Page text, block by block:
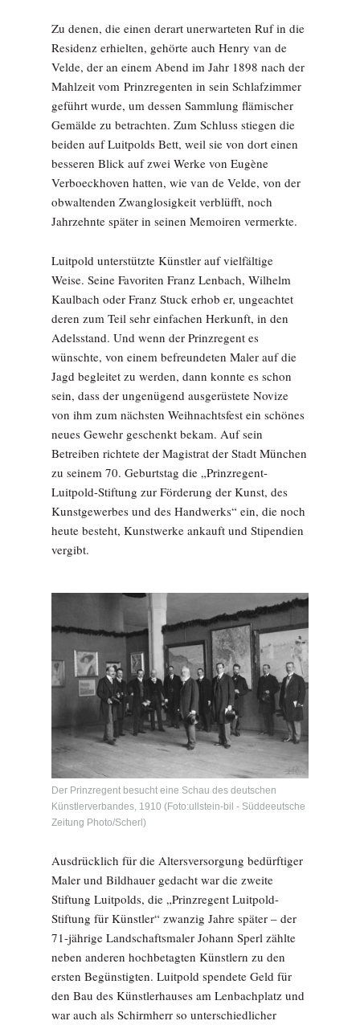
Zu denen, die einen derart unerwarteten Ruf in die
Residenz erhielten, gehörte auch Henry van de
Velde, der an einem Abend im Jahr 1898 nach der
Mahlzeit vom Prinzregenten in sein Schlafzimmer
geführt wurde, um dessen Sammlung flämischer
Gemälde zu betrachten. Zum Schluss stiegen die
beiden auf Luitpolds Bett, weil sie von dort einen
besseren Blick auf zwei Werke von Eugène
Verboeckhoven hatten, wie van de Velde, von der
obwaltenden Zwanglosigkeit verblüfft, noch
Jahrzehnte später in seinen Memoiren vermerkte.
Luitpold unterstützte Künstler auf vielfältige
Weise. Seine Favoriten Franz Lenbach, Wilhelm
Kaulbach oder Franz Stuck erhob er, ungeachtet
deren zum Teil sehr einfachen Herkunft, in den
Adelsstand. Und wenn der Prinzregent es
wünschte, von einem befreundeten Maler auf die
Jagd begleitet zu werden, dann konnte es schon
sein, dass der ungenügend ausgerüstete Novize
von ihm zum nächsten Weihnachtsfest ein schönes
neues Gewehr geschenkt bekam. Auf sein
Betreiben richtete der Magistrat der Stadt München
zu seinem 70. Geburtstag die „Prinzregent-
Luitpold-Stiftung zur Förderung der Kunst, des
Kunstgewerbes und des Handwerks“ ein, die noch
heute besteht, Kunstwerke ankauft und Stipendien
vergibt.
Der Prinzregent besucht eine Schau des deutschen
Künstlerverbandes, 1910 (Foto:ullstein-bil - Süddeeutsche
Zeitung Photo/Scherl)
Ausdrücklich für die Altersversorgung bedürftiger
Maler und Bildhauer gedacht war die zweite
Stiftung Luitpolds, die „Prinzregent Luitpold-
Stiftung für Künstler“ zwanzig Jahre später – der
71-jährige Landschaftsmaler Johann Sperl zählte
neben anderen hochbetagten Künstlern zu den
ersten Begünstigten. Luitpold spendete Geld für
den Bau des Künstlerhauses am Lenbachplatz und
war auch als Schirmherr so unterschiedlicher